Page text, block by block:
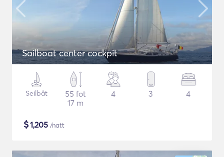
Sailboat center cockpit
Seilbåt
55 fot
17 m
4 3 4
$1,205 /natt